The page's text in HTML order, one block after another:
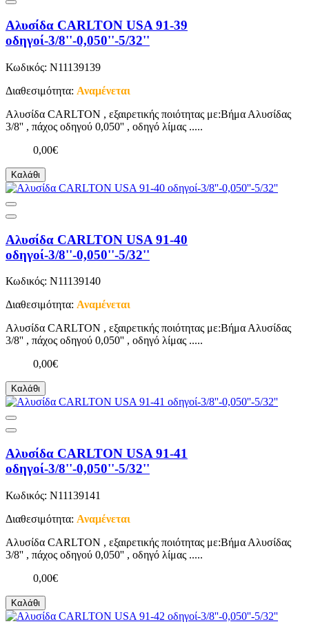
Αλυσίδα CARLTON USA 91-39
οδηγοί-3/8''-0,050''-5/32''
Κωδικός: N11139139
Διαθεσιμότητα: Αναμένεται
Αλυσίδα CARLTON , εξαιρετικής ποιότητας με:Βήμα Αλυσίδας
3/8'' , πάχος οδηγού 0,050'' , οδηγό λίμας .....
0,00€
Καλάθι
Αλυσίδα CARLTON USA 91-40
οδηγοί-3/8''-0,050''-5/32''
Κωδικός: N11139140
Διαθεσιμότητα: Αναμένεται
Αλυσίδα CARLTON , εξαιρετικής ποιότητας με:Βήμα Αλυσίδας
3/8'' , πάχος οδηγού 0,050'' , οδηγό λίμας .....
0,00€
Καλάθι
Αλυσίδα CARLTON USA 91-41
οδηγοί-3/8''-0,050''-5/32''
Κωδικός: N11139141
Διαθεσιμότητα: Αναμένεται
Αλυσίδα CARLTON , εξαιρετικής ποιότητας με:Βήμα Αλυσίδας
3/8'' , πάχος οδηγού 0,050'' , οδηγό λίμας .....
0,00€
Καλάθι